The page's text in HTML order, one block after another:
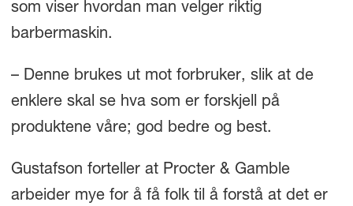
som viser hvordan man velger riktig
barbermaskin.
– Denne brukes ut mot forbruker, slik at de
enklere skal se hva som er forskjell på
produktene våre; god bedre og best.
Gustafson forteller at Procter & Gamble
arbeider mye for å få folk til å forstå at det er